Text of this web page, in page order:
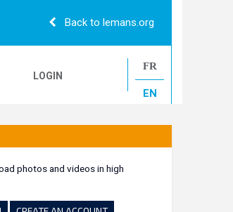
Back to lemans.org
LOGIN
FR
EN
photos and videos in high